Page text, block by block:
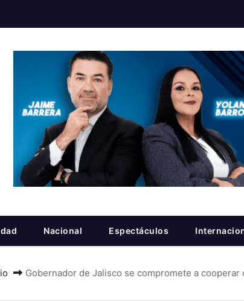
Nacional Espectáculos
Gobernador de Jalisco se compromete a cooperar